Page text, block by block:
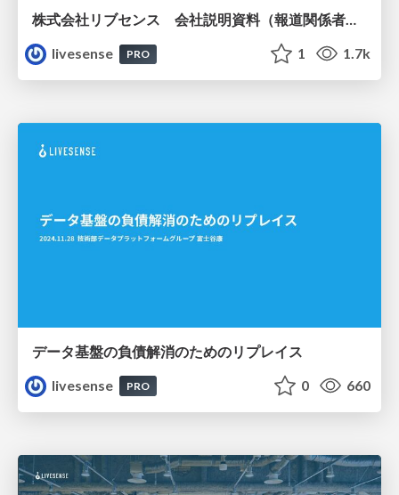
株式会社リブセンス 会社説明資料（報道関係者様向け）
livesense
PRO 1 1.7k
データ基盤の負債解消のためのリプレイス
livesense
PRO 0 660